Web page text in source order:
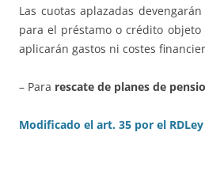
Las cuotas aplazadas devengarán
para el préstamo o crédito
aplicarán gastos ni costes
– Para rescate de planes de
Modificado el art. 35 por el